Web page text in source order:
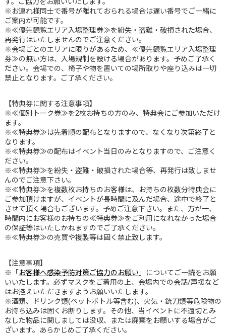
※お連れ様同士で番号が離れておられる場合は遅い番号でご一緒に
ご案内が可能です。
※≪優先観覧エリア入場整理券≫を紛失・盗難・破損された場合、
再発行はいたしませんのでご注意ください。
※会場ごとのエリアに限りがあるため、≪優先観覧エリア入場整理
券≫の無い方は、入場規制を設ける場合があります。予めご了承く
ださい。会場での、椅子や物を置いての場所取りや座り込みは一切
禁止となります。ご了承ください。
【特典券に関する注意事項】
※≪個別トーク券≫を2枚お持ちの方のみ、特典会にご参加いただけ
ます。
※≪特典券≫は先着順の配布となりますので、なくなり次第終了と
なります。
※≪特典券≫の配布はイベント当日のみとなりますので、ご注意く
ださい。
※≪特典券≫を紛失・盗難・破損された場合等、再発行は致しませ
んのでご注意下さい。
※≪特典券≫を複数枚お持ちのお客様は、お持ちの枚数分特典会に
ご参加頂けますが、イベントが長時間に及んだ場合、途中で終了と
させて頂く場合もございます。予めご注意下さい。また、万が一、
時間内にお客様のお持ちの≪特典券≫をご利用になれなかった場合
の保証等はいたしかねますのでご了承ください。
※≪特典券≫の売買や複製等は固く禁止致します。
【注意事項】
※「 お客様へ感染予防対策ご協力のお願い 」についてご一読をお願
いいたします。必ずマスクをご着用の上、会場内での会話/声援など
はお控えいただきますようお願いいたします。
※酒類、ドリンク類(ペットボトル等含む)、火気・銃刀類等危険物の
お持ち込みは固くお断りします。その他、当イベントに不適切とみ
なした物品に関しましては没収、または廃棄をお願いする場合がご
ざいます。あらかじめご了承ください。